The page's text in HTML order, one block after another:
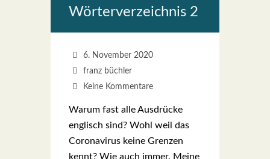
Wör­ter­ver­zeich­nis 2
6. November 2020
franz büchler
Keine Kommentare
War­um fast alle Aus­drü­cke
eng­lisch sind? Wohl weil das
Coro­na­vi­rus kei­ne Gren­zen
kennt? Wie auch immer. Mei­ne